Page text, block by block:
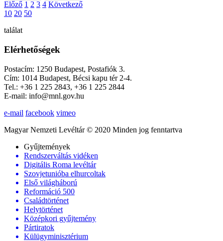
Előző 1 2 3 4 Következő
10 20 50
találat
Elérhetőségek
Postacím: 1250 Budapest, Postafiók 3.
Cím: 1014 Budapest, Bécsi kapu tér 2-4.
Tel.: +36 1 225 2843, +36 1 225 2844
E-mail: info@mnl.gov.hu
e-mail facebook vimeo
Magyar Nemzeti Levéltár © 2020 Minden jog fenntartva
Gyűjtemények
Rendszerváltás vidéken
Digitális Roma levéltár
Szovjetunióba elhurcoltak
Első világháború
Reformáció 500
Családtörténet
Helytörténet
Középkori gyűjtemény
Pártiratok
Külügyminisztérium